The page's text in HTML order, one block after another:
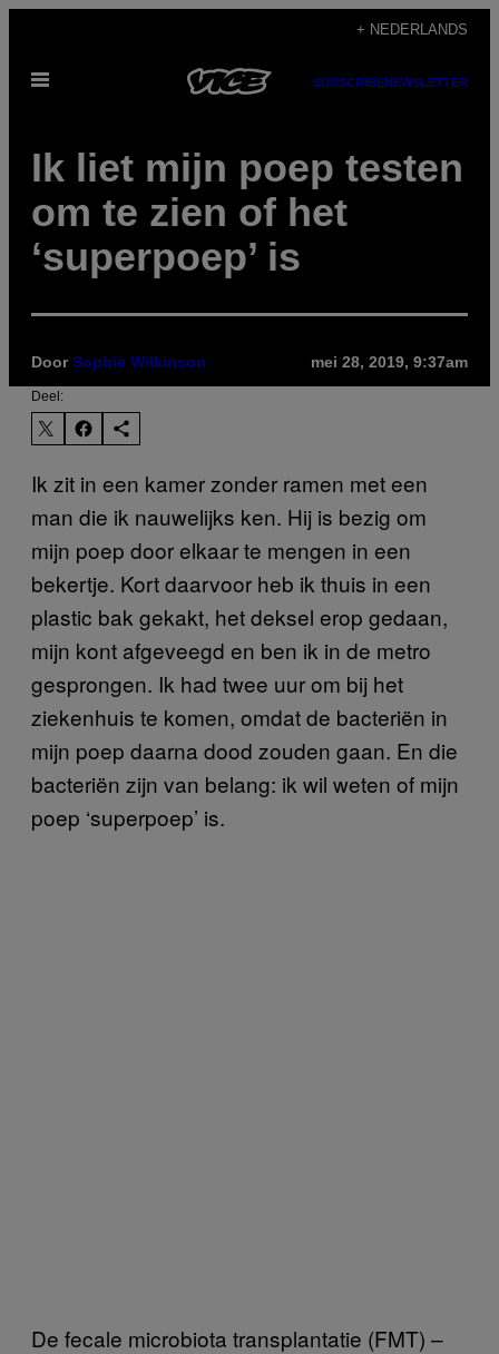
de
+ NEDERLANDS
Open
SUBSCRIBENEWSLETTER
Ik liet mijn poep testen
om te zien of het
‘superpoep’ is
DoorSophie Wilkinson mei 28, 2019, 9:37am
Deel:
Ik zit in een kamer zonder ramen met een
man die ik nauwelijks ken. Hij is bezig om
mijn poep door elkaar te mengen in een
bekertje. Kort daarvoor heb ik thuis in een
plastic bak gekakt, het deksel erop gedaan,
mijn kont afgeveegd en ben ik in de metro
gesprongen. Ik had twee uur om bij het
ziekenhuis te komen, omdat de bacteriën in
mijn poep daarna dood zouden gaan. En die
bacteriën zijn van belang: ik wil weten of mijn
poep ‘superpoep’ is.
De fecale microbiota transplantatie (FMT) –